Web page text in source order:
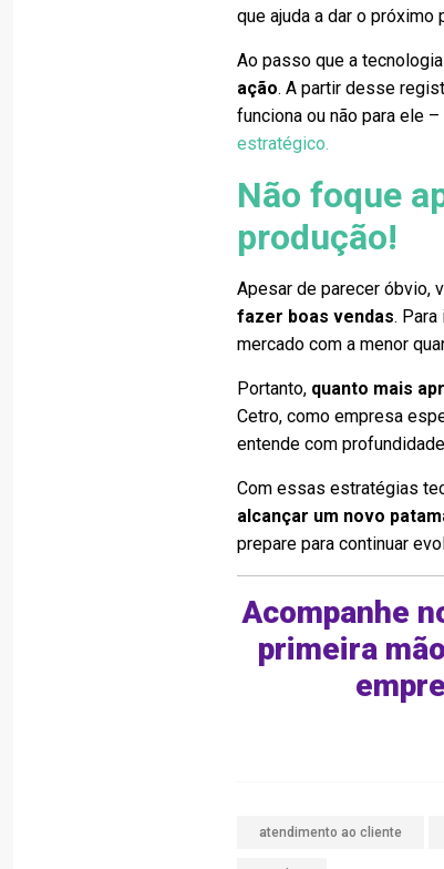
que ajuda a dar o próximo
Ao passo que a
ação. A partir desse
funciona ou não para ele
estratégico.
Não foque
produção!
Apesar de parecer óbvio,
fazer boas vendas.
mercado com a menor
Portanto, quanto mais
Cetro, como empresa
entende com
Com essas estratégias
alcançar um novo
prepare para continuar
Acompanhe
primeira
atendimento ao cliente